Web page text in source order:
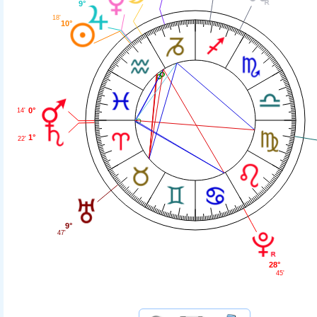
9°
10°
18'
0°
14'
1°
22'
9°
47'
28°
45'